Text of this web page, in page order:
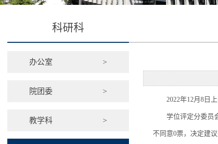
科研科
办公室 >
院团委 >
教学科 >
2022年12月8日
学位评定分委员
不同意0票，决定建